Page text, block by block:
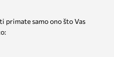
primate samo ono što Vas